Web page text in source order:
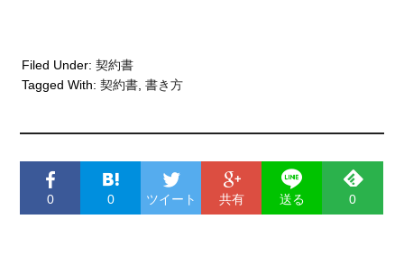
Filed Under:契約書
Tagged With:契約書 ,書き方
0 0 ツイート 共有 送る 0